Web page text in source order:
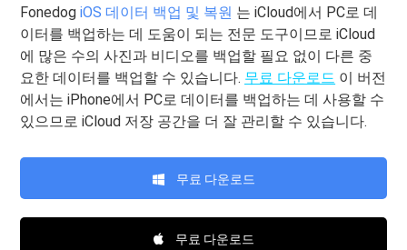
Fonedog iOS 데이터 백업 및 복원 는 iCloud에서 PC로 데
이터를 백업하는 데 도움이 되는 전문 도구이므로 iCloud
에 많은 수의 사진과 비디오를 백업할 필요 없이 다른 중
요한 데이터를 백업할 수 있습니다. 무료 다운로드 이 버전
에서는 iPhone에서 PC로 데이터를 백업하는 데 사용할 수
있으므로 iCloud 저장 공간을 더 잘 관리할 수 있습니다.
무료 다운로드
무료 다운로드